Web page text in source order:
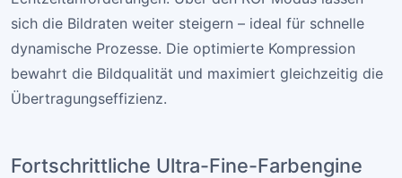
sich die Bildraten weiter steigern – ideal für schnelle
dynamische Prozesse. Die optimierte Kompression
bewahrt die Bildqualität und maximiert gleichzeitig die
Übertragungseffizienz.
Fortschrittliche Ultra-Fine-Farbengine